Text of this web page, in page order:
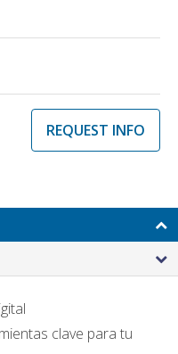
REQUEST INFO
clave para tu